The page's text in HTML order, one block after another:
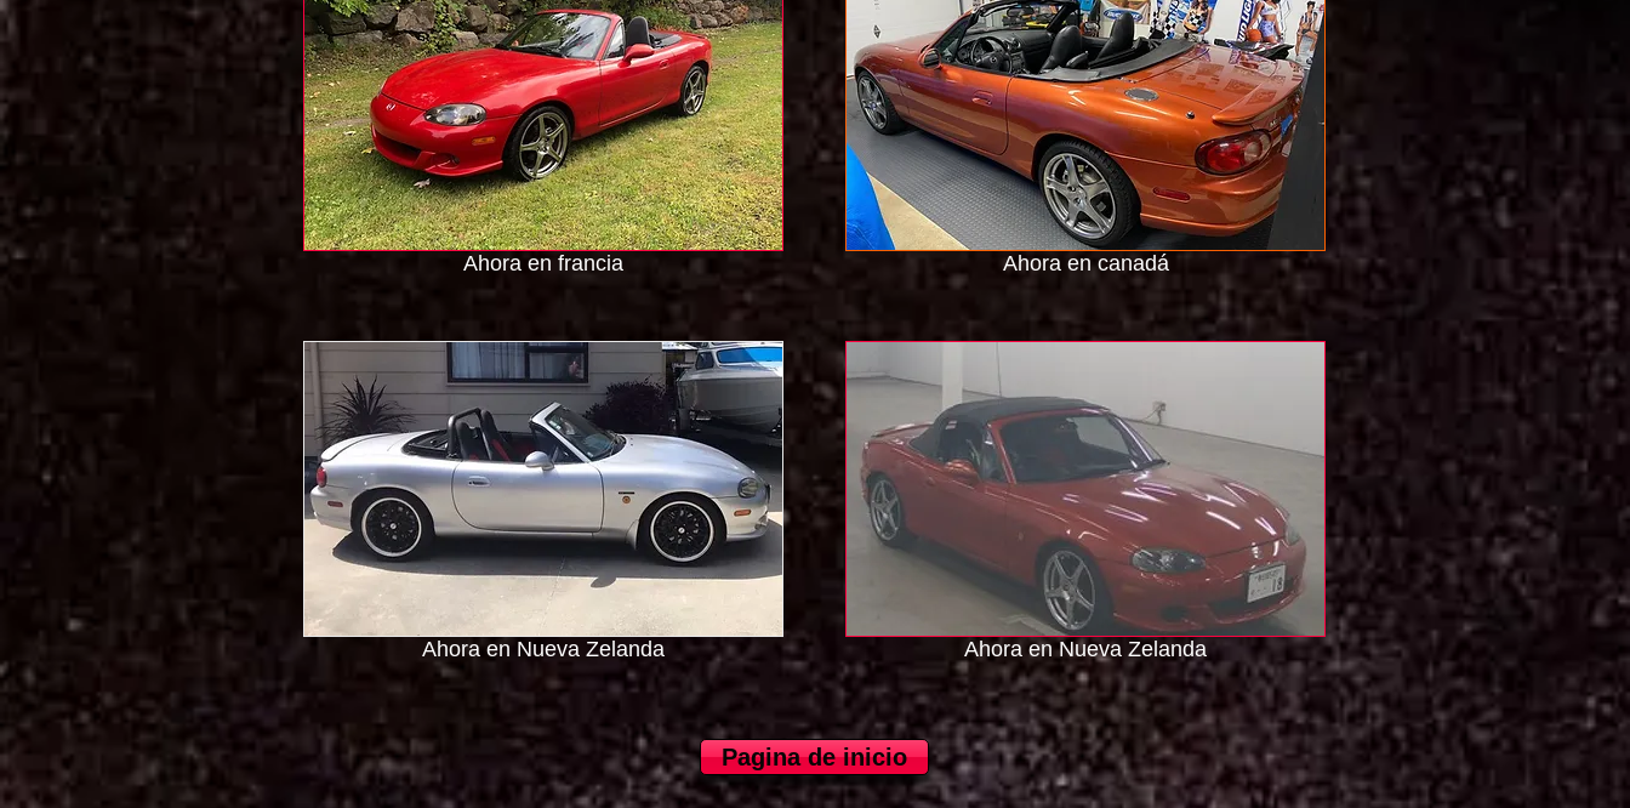
Ahora en francia Ahora en canadá
Ahora en Nueva Zelanda Ahora en Nueva Zelanda
Pagina de inicio